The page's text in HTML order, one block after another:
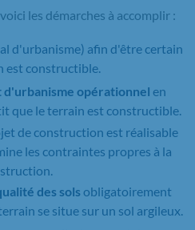
les démarches à accomplir :
d'urbanisme) afin d'être certain
est constructible.
opérationnel en
que le terrain est constructible.
de construction est réalisable
les contraintes propres à la
des sols obligatoirement
se situe sur un sol argileux.